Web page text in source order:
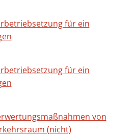
für ein
für ein
von
(nicht)